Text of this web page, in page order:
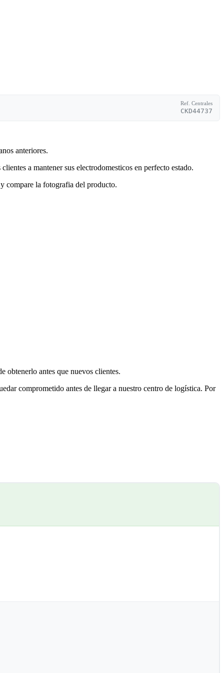
Ref. Centrales
CKD44737
anteriores.
a mantener sus electrodomesticos en perfecto estado.
compare la fotografia del producto.
obtenerlo antes que nuevos clientes.
comprometido antes de llegar a nuestro centro de logística. Por